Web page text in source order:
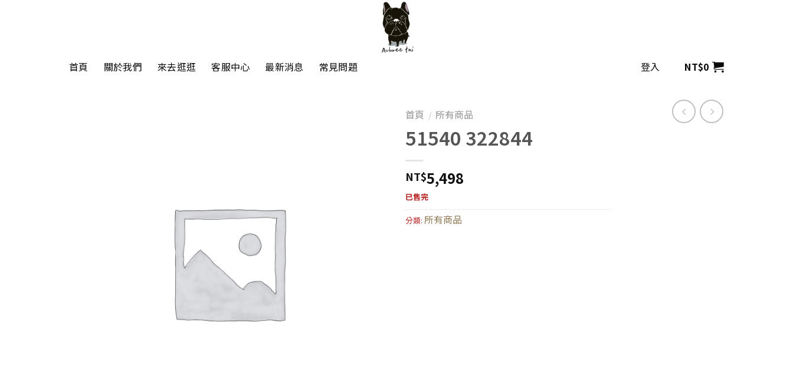
首頁 關於我們 來去逛逛 客服中心 最新消息 常見問題 登入 NT$0
首頁 / 所有商品
51540 322844
NT$5,498
已售完
分類: 所有商品